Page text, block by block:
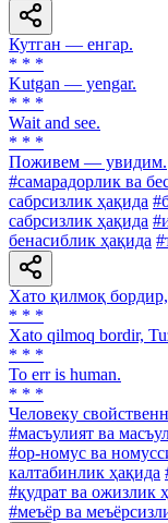
Кутган — енгар.
* * *
Kutgan — yengar.
* * *
Wait and see.
* * *
Поживем — увидим.
#самарадорлик ва
сабрсизлик ҳақида
сабрсизлик ҳақида
бенасиблик ҳақида
Хато қилмоқ
* * *
Xato qilmoq bordir,
* * *
To err is human.
* * *
Человеку
#масъулият ва
#ор-номус ва
калтабинлик ҳақида
#қудрат ва ожизлик
#меъёр ва